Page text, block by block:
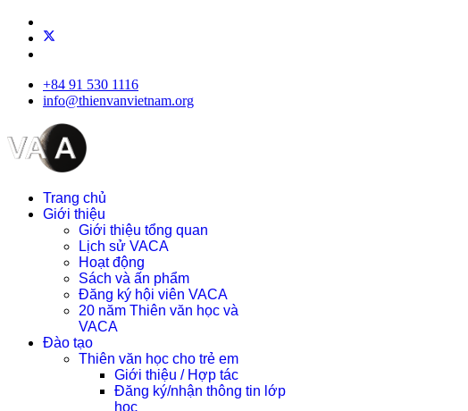
+84 91 530 1116
info@thienvanvietnam.org
Trang chủ
Giới thiệu
Giới thiệu tổng quan
Lịch sử VACA
Hoạt động
Sách và ấn phẩm
Đăng ký hội viên VACA
20 năm Thiên văn học và
VACA
Đào tạo
Thiên văn học cho trẻ em
Giới thiệu / Hợp tác
Đăng ký/nhận thông tin lớp
học